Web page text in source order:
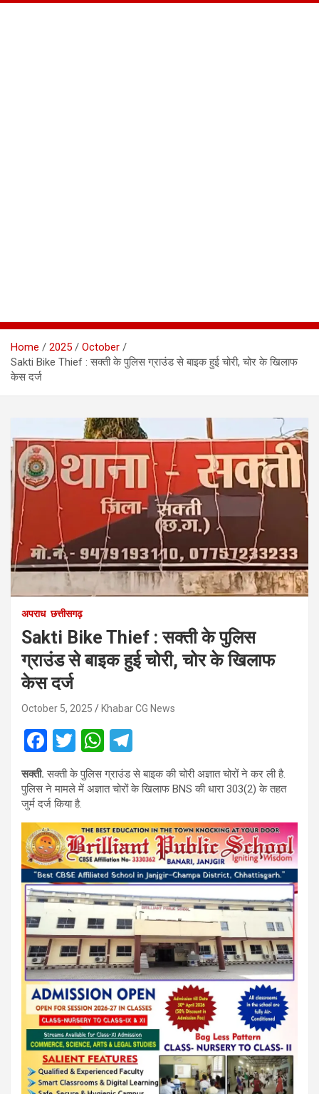
Home 2025
October
Sakti Bike Thief : सक्ती के पुलिस ग्राउंड से बाइक हुई चोरी, चोर के खिलाफ
केस दर्ज
अपराध छत्तीसगढ़
Sakti Bike Thief : सक्ती के पुलिस
ग्राउंड से बाइक हुई चोरी, चोर के खिलाफ
केस दर्ज
October 5, 2025 Khabar CG News
F
a
ce
b
o
o
k
T
wi
tt
er
W
h
at
A
p
p
el
e
a
m
सक्ती. सक्ती के पुलिस ग्राउंड से बाइक की चोरी अज्ञात चोरों ने कर ली है.
पुलिस ने मामले में अज्ञात चोरों के खिलाफ BNS की धारा 303(2) के तहत
जुर्म दर्ज किया है.